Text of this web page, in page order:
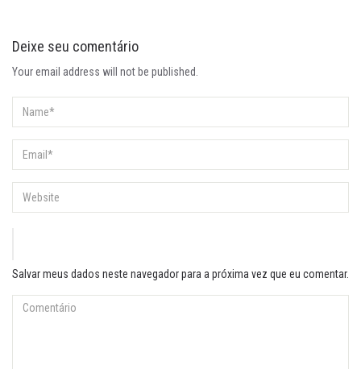
Deixe seu comentário
Your email address will not be published.
Salvar meus dados neste navegador para a próxima vez que eu comentar.